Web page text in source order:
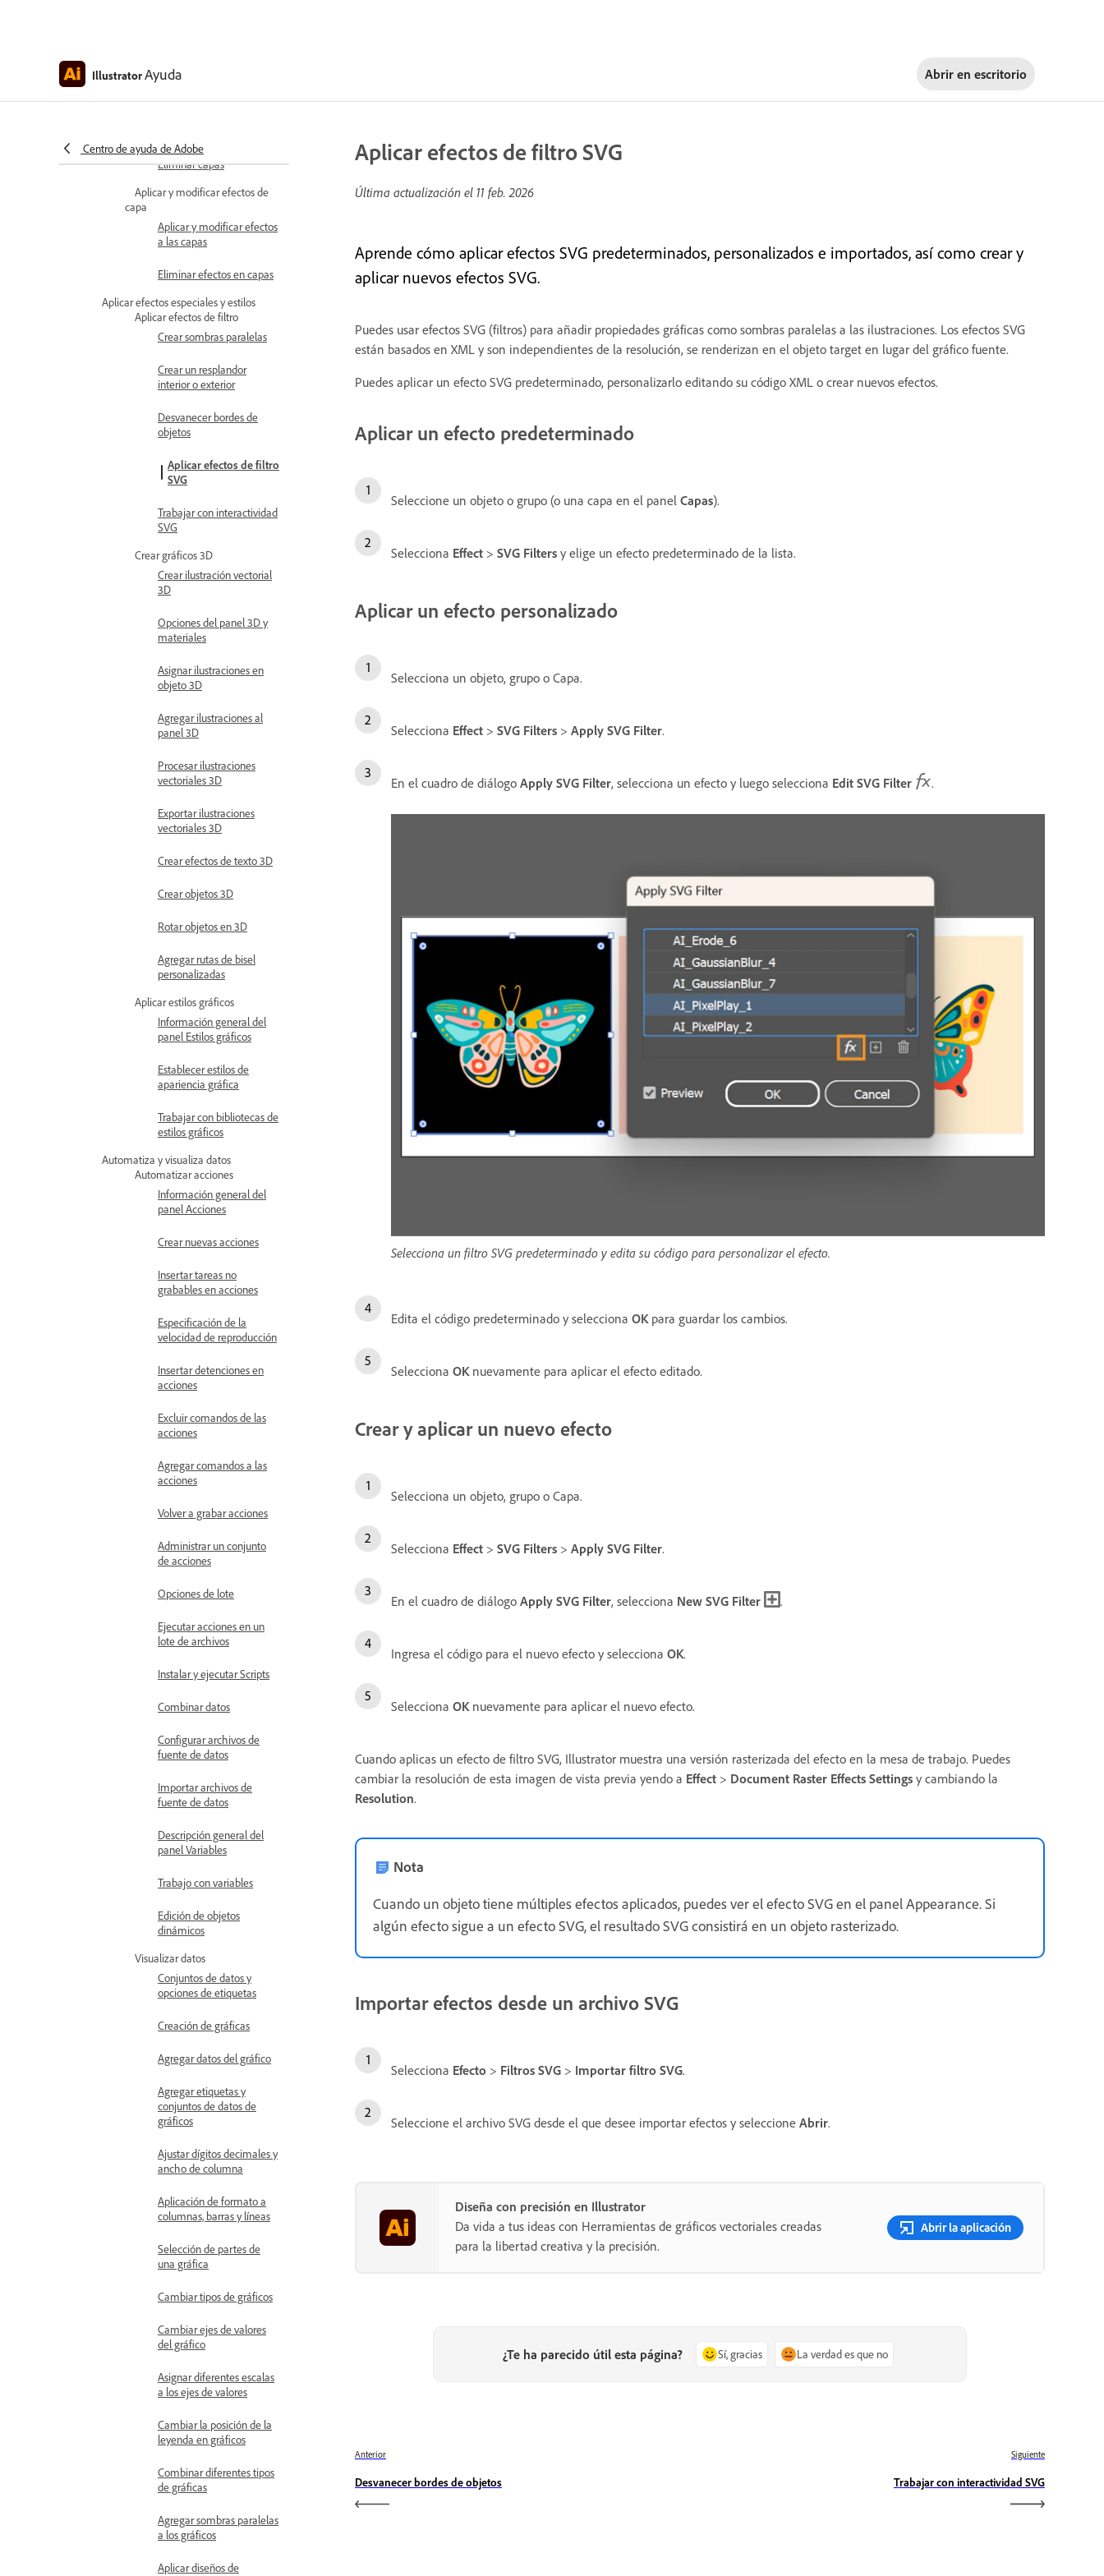
IllustratorAyuda Abrir en escritorio
Centro de ayuda de Adobe
Bloquear o desbloquear
capas
Eliminar capas
Aplicar y modificar efectos de
capa
Aplicar y modificar efectos
a las capas
Eliminar efectos en capas
Aplicar efectos especiales y estilos
Aplicar efectos de filtro
Crear sombras paralelas
Crear un resplandor
interior o exterior
Desvanecer bordes de
objetos
Aplicar efectos de filtro
SVG
Trabajar con interactividad
SVG
Crear gráficos 3D
Crear ilustración vectorial
3D
Opciones del panel 3D y
materiales
Asignar ilustraciones en
objeto 3D
Agregar ilustraciones al
panel 3D
Procesar ilustraciones
vectoriales 3D
Exportar ilustraciones
vectoriales 3D
Crear efectos de texto 3D
Crear objetos 3D
Rotar objetos en 3D
Agregar rutas de bisel
personalizadas
Aplicar estilos gráficos
Información general del
panel Estilos gráficos
Establecer estilos de
apariencia gráfica
Trabajar con bibliotecas de
estilos gráficos
Automatiza y visualiza datos
Automatizar acciones
Información general del
panel Acciones
Crear nuevas acciones
Insertar tareas no
grabables en acciones
Especificación de la
velocidad de reproducción
Insertar detenciones en
acciones
Excluir comandos de las
acciones
Agregar comandos a las
acciones
Volver a grabar acciones
Administrar un conjunto
de acciones
Opciones de lote
Ejecutar acciones en un
lote de archivos
Instalar y ejecutar Scripts
Combinar datos
Configurar archivos de
fuente de datos
Importar archivos de
fuente de datos
Descripción general del
panel Variables
Trabajo con variables
Edición de objetos
dinámicos
Visualizar datos
Conjuntos de datos y
opciones de etiquetas
Creación de gráficas
Agregar datos del gráfico
Agregar etiquetas y
conjuntos de datos de
gráficos
Ajustar dígitos decimales y
ancho de columna
Aplicación de formato a
columnas, barras y líneas
Selección de partes de
una gráfica
Cambiar tipos de gráficos
Cambiar ejes de valores
del gráfico
Asignar diferentes escalas
a los ejes de valores
Cambiar la posición de la
leyenda en gráficos
Combinar diferentes tipos
de gráficas
Agregar sombras paralelas
a los gráficos
Aplicar diseños de
Aplicar efectos de filtro SVG
Última actualización el 11 feb. 2026
Aprende cómo aplicar efectos SVG predeterminados, personalizados e importados, así como crear y
aplicar nuevos efectos SVG.
Puedes usar efectos SVG (filtros) para añadir propiedades gráficas como sombras paralelas a las ilustraciones. Los efectos SVG
están basados en XML y son independientes de la resolución, se renderizan en el objeto target en lugar del gráfico fuente.
Puedes aplicar un efecto SVG predeterminado, personalizarlo editando su código XML o crear nuevos efectos.
Aplicar un efecto predeterminado
Seleccione un objeto o grupo (o una capa en el panel Capas).
Selecciona Effect > SVG Filters y elige un efecto predeterminado de la lista.
Aplicar un efecto personalizado
Selecciona un objeto, grupo o Capa.
Selecciona Effect > SVG Filters > Apply SVG Filter.
En el cuadro de diálogo Apply SVG Filter, selecciona un efecto y luego selecciona Edit SVG Filter .
Selecciona un filtro SVG predeterminado y edita su código para personalizar el efecto.
Edita el código predeterminado y selecciona OK para guardar los cambios.
Selecciona OK nuevamente para aplicar el efecto editado.
Crear y aplicar un nuevo efecto
Selecciona un objeto, grupo o Capa.
Selecciona Effect > SVG Filters > Apply SVG Filter.
En el cuadro de diálogo Apply SVG Filter, selecciona New SVG Filter .
Ingresa el código para el nuevo efecto y selecciona OK.
Selecciona OK nuevamente para aplicar el nuevo efecto.
Cuando aplicas un efecto de filtro SVG, Illustrator muestra una versión rasterizada del efecto en la mesa de trabajo. Puedes
cambiar la resolución de esta imagen de vista previa yendo a Effect > Document Raster Effects Settings y cambiando la
Resolution.
Nota
Cuando un objeto tiene múltiples efectos aplicados, puedes ver el efecto SVG en el panel Appearance.Si
algún efecto sigue a un efecto SVG, el resultado SVG consistirá en un objeto rasterizado.
Importar efectos desde un archivo SVG
Selecciona Efecto > Filtros SVG > Importar filtro SVG.
Seleccione el archivo SVG desde el que desee importar efectos y seleccione Abrir.
Diseña con precisión en Illustrator
Da vida a tus ideas con Herramientas de gráficos vectoriales creadas
para la libertad creativa y la precisión.
Abrir la aplicación
¿Te ha parecido útil esta página? Sí, gracias La verdad es que no
Anterior
Desvanecer bordes de objetos
Siguiente
Trabajar con interactividad SVG